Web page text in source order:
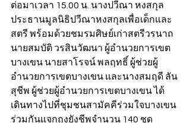
ต่อมาเวลา 15.00 น. นางปวีณา หงสกุล
ประธานมูลนิธิปวีณาหงสกุลเพื่อเด็กและ
สตรี พร้อมด้วยชมรมศิษย์เก่าสตรีวรนาถ
นายสมบัติ วรสินวัฒนา ผู้อำนวยการเขต
บางเขน นายสาโรจน์ พลฤทธิ์ ผู้ช่วยผู้
อำนวยการเขตบางเขน และนางสมฤดี ลัน
สุชีพ ผู้ช่วยผู้อำนวยการเขตบางเขน ได้
เดินทางไปที่ชุมชนสามัคคีร่วมใจบางเขน
ร่วมกันแจกถุงยังชีพจำนวน 140 ชุด